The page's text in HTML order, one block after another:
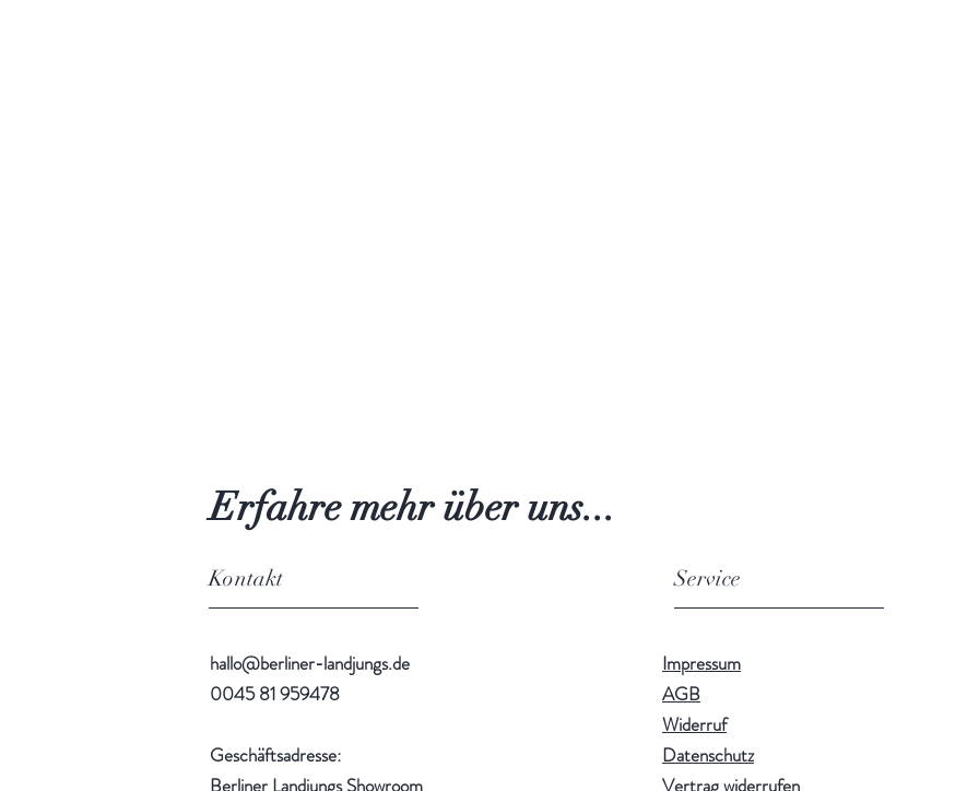
Erfahre mehr über uns...
Kontakt
hallo@berliner-landjungs.de
0045 81 959478
Geschäftsadresse:
Berliner Landjungs Showroom
Service
Impressum
AGB
Widerruf
Datenschutz
Vertrag widerrufen